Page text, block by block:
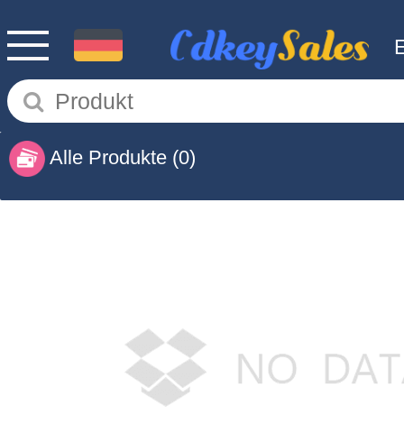
Alle Produkte (0)